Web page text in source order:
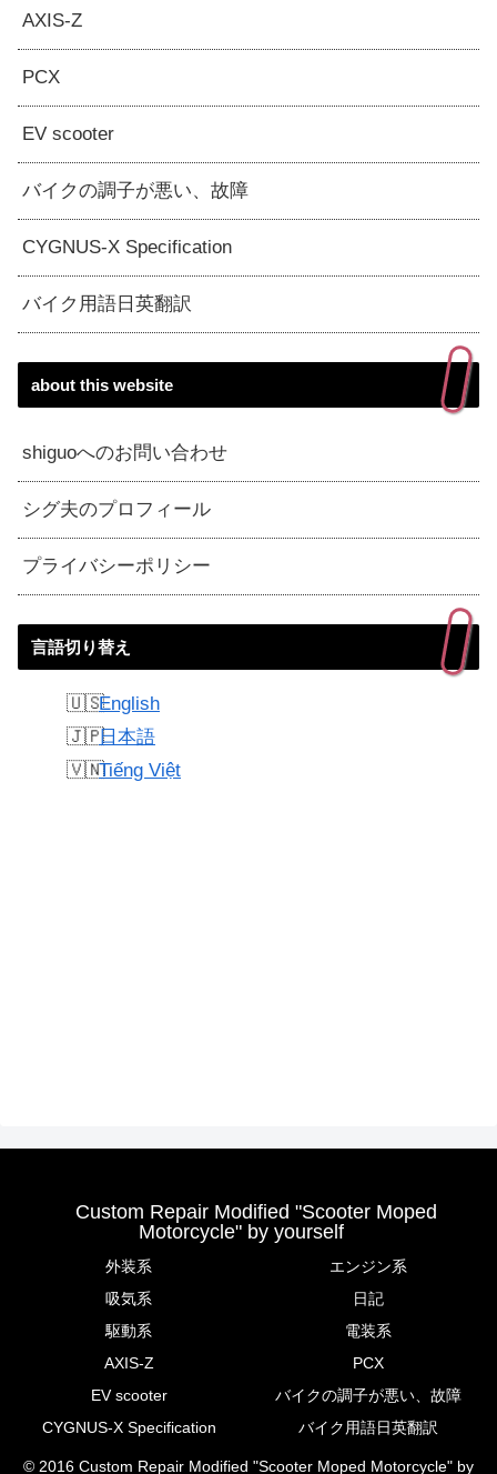
AXIS-Z
PCX
EV scooter
バイクの調子が悪い、故障
CYGNUS-X Specification
バイク用語日英翻訳
about this website
shiguoへのお問い合わせ
シグ夫のプロフィール
プライバシーポリシー
言語切り替え
English
日本語
Tiếng Việt
Custom Repair Modified "Scooter Moped
Motorcycle" by yourself
外装系
エンジン系
吸気系
日記
駆動系
電装系
AXIS-Z
PCX
EV scooter
バイクの調子が悪い、故障
CYGNUS-X Specification
バイク用語日英翻訳
© 2016 Custom Repair Modified "Scooter Moped Motorcycle" by